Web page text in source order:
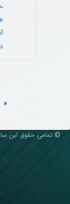
«
© تمامی حقوق این